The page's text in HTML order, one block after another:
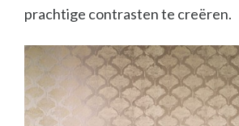
prachtige contrasten te creëren.